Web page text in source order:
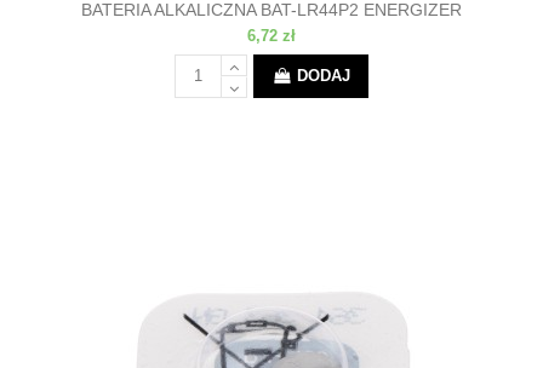
BATERIA ALKALICZNA BAT-LR44P2 ENERGIZER
6,72 zł
DODAJ